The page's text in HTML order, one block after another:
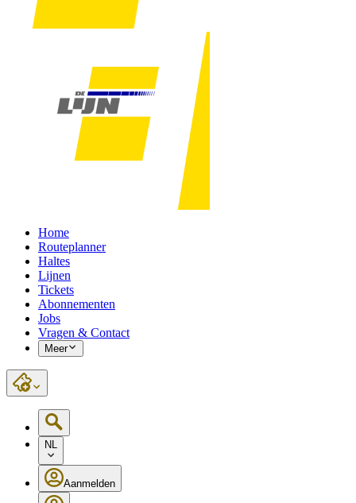
Home
Routeplanner
Haltes
Lijnen
Tickets
Abonnementen
Jobs
Vragen & Contact
Meer
NL
Aanmelden